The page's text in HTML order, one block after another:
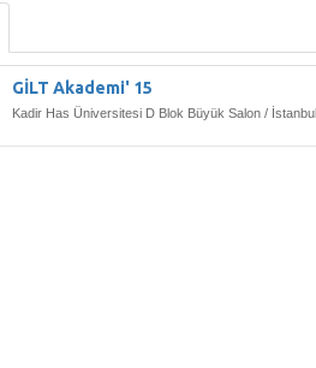
GİLT Akademi' 15
Kadir Has Üniversitesi D Blok Büyük Salon / İstanbul